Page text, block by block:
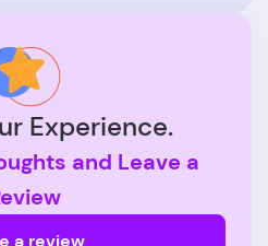
Experience.
and Leave a
a review